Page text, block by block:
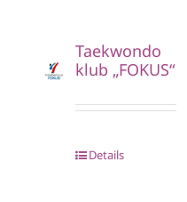
Taekwondo
klub „FOKUS“
Details